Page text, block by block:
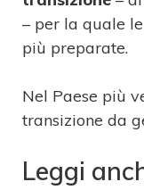
– per la quale
più preparate.
Nel Paese più
transizione da
Leggi